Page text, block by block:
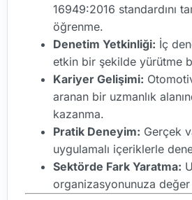
16949:2016 standardını
öğrenme.
Denetim Yetkinliği: İç
etkin bir şekilde yürütme
Kariyer Gelişimi:
aranan bir uzmanlık
kazanma.
Pratik Deneyim: Gerçek
uygulamalı içeriklerle
Sektörde Fark Yaratma:
organizasyonunuza değer